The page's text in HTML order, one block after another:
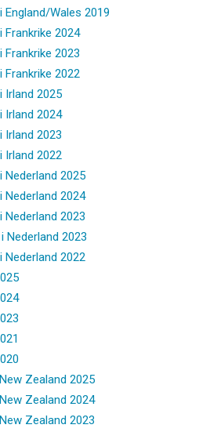
England/Wales 2019
Frankrike 2024
Frankrike 2023
Frankrike 2022
Irland 2025
Irland 2024
Irland 2023
Irland 2022
Nederland 2025
Nederland 2024
Nederland 2023
Nederland 2023
Nederland 2022
Zealand 2025
Zealand 2024
Zealand 2023